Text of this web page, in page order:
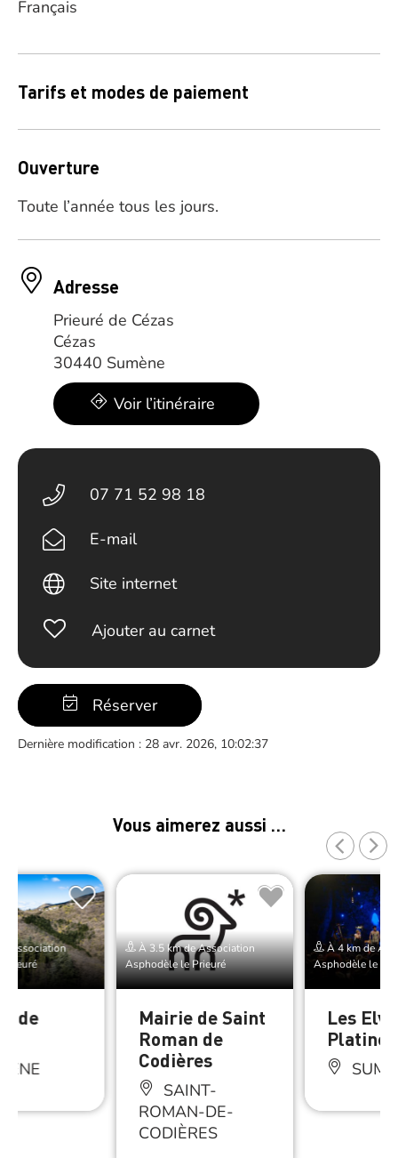
Français
Tarifs et modes de paiement
Ouverture
Toute l’année tous les jours.
Adresse
Prieuré de Cézas
Cézas
30440 Sumène
Voir l’itinéraire
07 71 52 98 18
E-mail
Site internet
Ajouter au carnet
Réserver
Dernière modification : 28 avr. 2026, 10:02:37
Vous aimerez aussi …
Association
de
À 3.5 km de Association
Asphodèle le Prieuré
Mairie de Saint
Roman de
Codières
SAINT-
ROMAN-DE-
CODIÈRES
À 4 km de
Asphodèle le
Les
Platinés